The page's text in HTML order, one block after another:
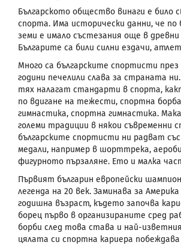
Българското общество винаги е било
спорта. Има исторически данни, че по
земи е имало състезания още в
Българите са били силни ездачи,
Много са българските спортисти
години печелили слава за страната
тях налагат стандарти в спорта,
по вдигане на тежести, спортна
гимнастика, спортна гимнастика.
големи традиции в някои съвременни
българските спортисти ни радват със
медали, например в шорттрека,
фигурното пързаляне. Ето и малка
Първият българин европейски
легенда на 20 век. Заминава за Америка
годишна възраст, където започва
борец първо в организираните сред
борби след това става и най-
цялата си спортна кариера